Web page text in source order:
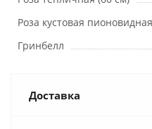
Роза кустовая
Гринбелл
Доставка